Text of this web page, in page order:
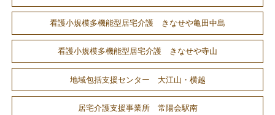
看護小規模多機能型居宅介護 きなせや亀田中島
看護小規模多機能型居宅介護 きなせや寺山
地域包括支援センター 大江山・横越
居宅介護支援事業所 常陽会駅南